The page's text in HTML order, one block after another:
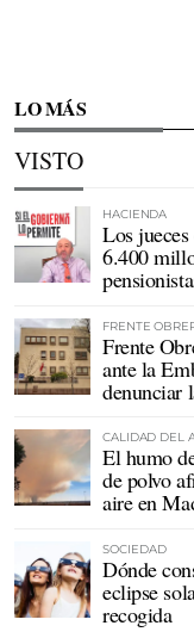
LO MÁS
VISTO
HACIENDA
Los
6.400
FRENTE
Frente
ante la
denunciar
CALIDAD DEL
El humo
de polvo
aire en
SOCIEDAD
Dónde
eclipse
recogida